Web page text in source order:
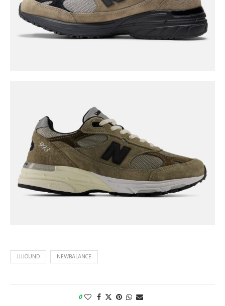
JJJJOUND NEWBALANCE
0